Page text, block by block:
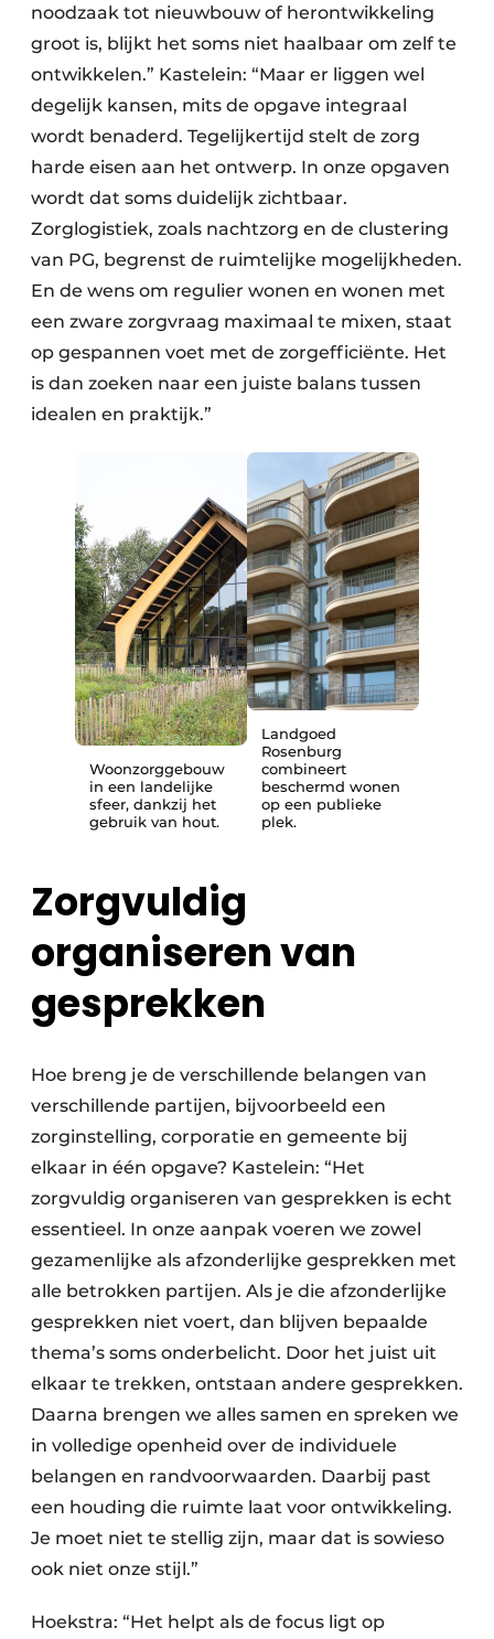
noodzaak tot nieuwbouw of herontwikkeling
groot is, blijkt het soms niet haalbaar om zelf te
ontwikkelen.” Kastelein: “Maar er liggen wel
degelijk kansen, mits de opgave integraal
wordt benaderd. Tegelijkertijd stelt de zorg
harde eisen aan het ontwerp. In onze opgaven
wordt dat soms duidelijk zichtbaar.
Zorglogistiek, zoals nachtzorg en de clustering
van PG, begrenst de ruimtelijke mogelijkheden.
En de wens om regulier wonen en wonen met
een zware zorgvraag maximaal te mixen, staat
op gespannen voet met de zorgefficiënte. Het
is dan zoeken naar een juiste balans tussen
idealen en praktijk.”
Woonzorggebouw
in een landelijke
sfeer, dankzij het
gebruik van hout.
Landgoed
Rosenburg
combineert
beschermd wonen
op een publieke
plek.
Zorgvuldig
organiseren van
gesprekken
Hoe breng je de verschillende belangen van
verschillende partijen, bijvoorbeeld een
zorginstelling, corporatie en gemeente bij
elkaar in één opgave? Kastelein: “Het
zorgvuldig organiseren van gesprekken is echt
essentieel. In onze aanpak voeren we zowel
gezamenlijke als afzonderlijke gesprekken met
alle betrokken partijen. Als je die afzonderlijke
gesprekken niet voert, dan blijven bepaalde
thema’s soms onderbelicht. Door het juist uit
elkaar te trekken, ontstaan andere gesprekken.
Daarna brengen we alles samen en spreken we
in volledige openheid over de individuele
belangen en randvoorwaarden. Daarbij past
een houding die ruimte laat voor ontwikkeling.
Je moet niet te stellig zijn, maar dat is sowieso
ook niet onze stijl.”
Hoekstra: “Het helpt als de focus ligt op